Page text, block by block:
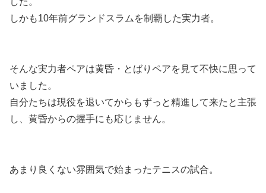
しかも10年前グランドスラムを制覇した実力者。
そんな実力者ペアは黄昏・とばりペアを見て不快に思って
いました。
自分たちは現役を退いてからもずっと精進して来たと主張
し、黄昏からの握手にも応じません。
あまり良くない雰囲気で始まったテニスの試合。